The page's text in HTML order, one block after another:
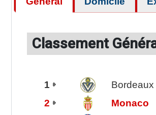
Classement
1
Bordeaux
2
Monaco